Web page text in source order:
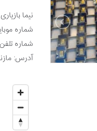
نیما
شماره
شماره
آدرس: